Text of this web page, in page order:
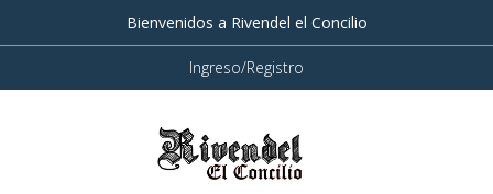
Bienvenidos a Rivendel el Concilio
Ingreso/Registro